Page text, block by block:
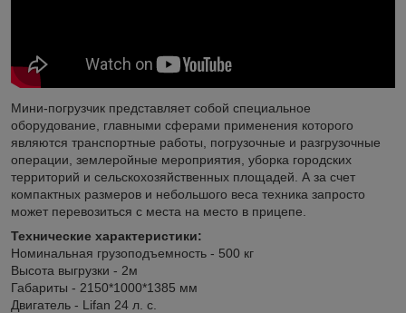
Мини-погрузчик представляет собой специальное
оборудование, главными сферами применения которого
являются транспортные работы, погрузочные и разгрузочные
операции, землеройные мероприятия, уборка городских
территорий и сельскохозяйственных площадей. А за счет
компактных размеров и небольшого веса техника запросто
может перевозиться с места на место в прицепе.
Технические характеристики:
Номинальная грузоподъемность - 500 кг
Высота выгрузки - 2м
Габариты - 2150*1000*1385 мм
Двигатель - Lifan 24 л. с.